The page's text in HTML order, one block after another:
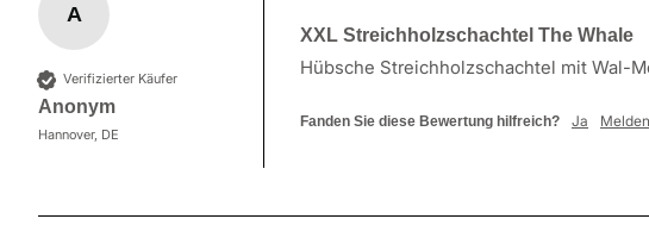
A
Verifizierter Käufer
Anonym
Hannover, DE
XXL Streichholzschachtel The Whale
Hübsche Streichholzschachtel mit Wal-
Fanden Sie diese Bewertung hilfreich? Ja Melden